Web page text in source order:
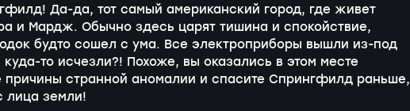
Да-да, тот самый американский город, где живет
и Мардж. Обычно здесь царят тишина и спокойствие,
будто сошел с ума. Все электроприборы вышли из-под
куда-то исчезли?! Похоже, вы оказались в этом месте
причины странной аномалии и спасите Спрингфилд раньше,
лица земли!